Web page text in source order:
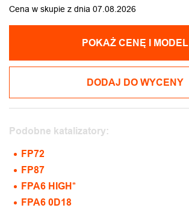
Cena w skupie z dnia 07.08.2026
POKAŻ CENĘ I MODEL
DODAJ DO WYCENY
Podobne katalizatory:
FP72
FP87
FPA6 HIGH*
FPA6 0D18